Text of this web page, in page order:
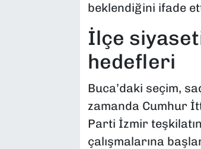
beklendiğini ifade
İlçe
hedefleri
Buca’daki seçim,
zamanda Cumhur
Parti İzmir
çalışmalarına